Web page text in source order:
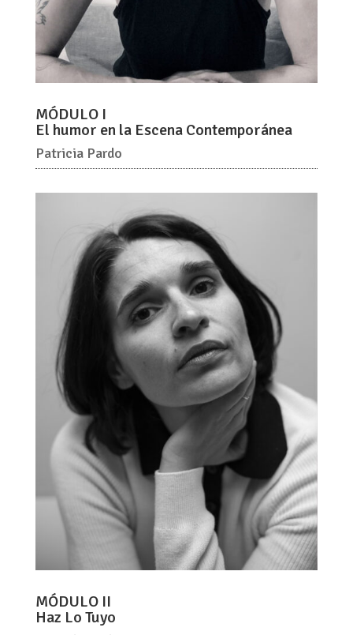
MÓDULO I
El humor en la Escena Contemporánea
Patricia Pardo
MÓDULO II
Haz Lo Tuyo